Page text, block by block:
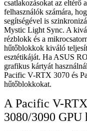
csatlakozásokat az eltérő
felhasználók számára,
segítségével is
Mystic Light Sync. A
rézblokk és a
hűtőblokkok kiváló
esztétikáját. Ha ASUS
grafikus kártyát
Pacific V-RTX 3070 és
hűtőblokkokat.
A Pacific V-
3080/3090